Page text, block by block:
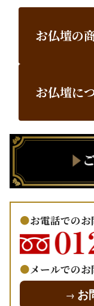
お仏壇の
お仏壇に
お電話での
メールでの
→ お